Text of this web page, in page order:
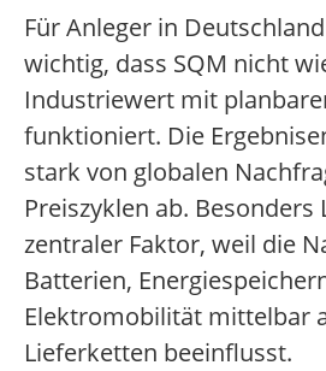
Für Anleger in
wichtig, dass SQM nicht
Industriewert mit
funktioniert. Die
stark von globalen
Preiszyklen ab.
zentraler Faktor, weil die
Batterien,
Elektromobilität mittelbar
Lieferketten beeinflusst.